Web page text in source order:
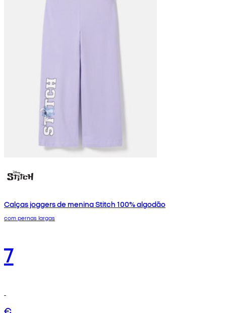
Calças joggers de menina Stitch 100% algodão
com pernas largas
7